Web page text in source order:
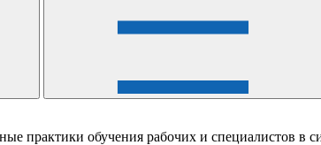
практики обучения рабочих и специалистов в